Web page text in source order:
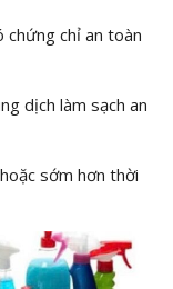
chứng chỉ an toàn
dịch làm sạch an
sớm hơn thời